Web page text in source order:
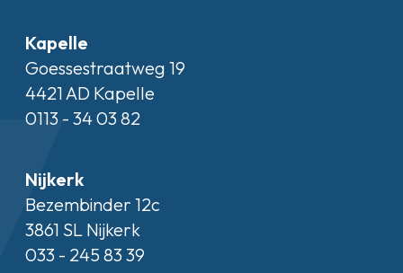
Kapelle
Goessestraatweg 19
4421 AD Kapelle
0113 - 34 03 82
Nijkerk
Bezembinder 12c
3861 SL Nijkerk
033 - 245 83 39